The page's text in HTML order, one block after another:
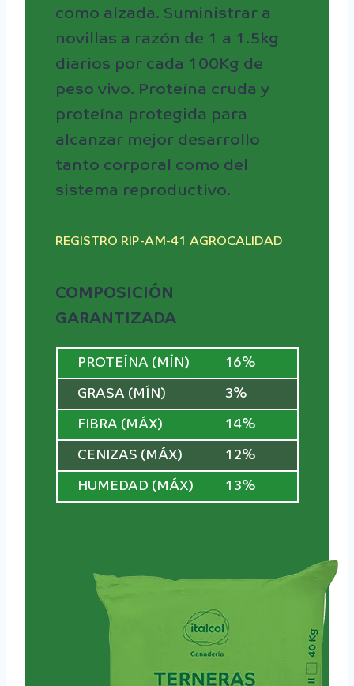
como alzada. Suministrar a
novillas a razón de 1 a 1.5kg
diarios por cada 100Kg de
peso vivo. Proteína cruda y
proteína protegida para
alcanzar mejor desarrollo
tanto corporal como del
sistema reproductivo.
REGISTRO RIP-AM-41 AGROCALIDAD
COMPOSICIÓN
GARANTIZADA
PROTEÍNA (MÍN) 16%
GRASA (MÍN) 3%
FIBRA (MÁX) 14%
CENIZAS (MÁX) 12%
HUMEDAD (MÁX) 13%